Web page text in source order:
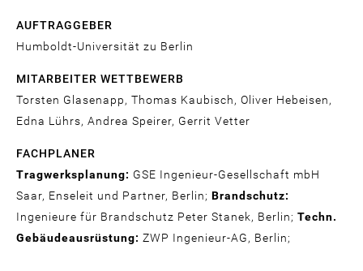
AUFTRAGGEBER
Humboldt-Universität zu Berlin
MITARBEITER WETTBEWERB
Torsten Glasenapp, Thomas Kaubisch, Oliver Hebeisen,
Edna Lührs, Andrea Speirer, Gerrit Vetter
FACHPLANER
Tragwerksplanung: GSE Ingenieur-Gesellschaft mbH
Saar, Enseleit und Partner, Berlin; Brandschutz:
Ingenieure für Brandschutz Peter Stanek, Berlin; Techn.
Gebäudeausrüstung: ZWP Ingenieur-AG, Berlin;